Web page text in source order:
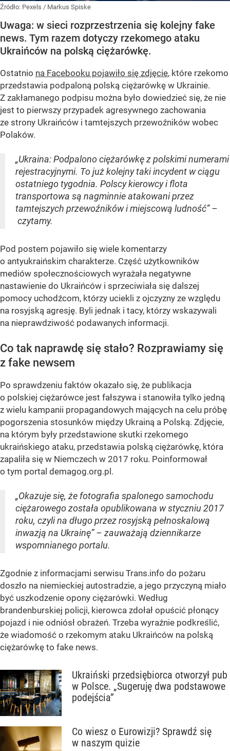
Źródło: Pexels / Markus Spiske
Uwaga: w sieci rozprzestrzenia się kolejny fake
news. Tym razem dotyczy rzekomego ataku
Ukraińców na polską ciężarówkę.
Ostatnio na Facebooku pojawiło się zdjęcie, które rzekomo
przedstawia podpaloną polską ciężarówkę w Ukrainie.
Z zakłamanego podpisu można było dowiedzieć się, że nie
jest to pierwszy przypadek agresywnego zachowania
ze strony Ukraińców i tamtejszych przewoźników wobec
Polaków.
„Ukraina: Podpalono ciężarówkę z polskimi numerami
rejestracyjnymi. To już kolejny taki incydent w ciągu
ostatniego tygodnia. Polscy kierowcy i flota
transportowa są nagminnie atakowani przez
tamtejszych przewoźników i miejscową ludność” –
czytamy.
Pod postem pojawiło się wiele komentarzy
o antyukraińskim charakterze. Część użytkowników
mediów społecznościowych wyrażała negatywne
nastawienie do Ukraińców i sprzeciwiała się dalszej
pomocy uchodźcom, którzy uciekli z ojczyzny ze względu
na rosyjską agresję. Byli jednak i tacy, którzy wskazywali
na nieprawdziwość podawanych informacji.
Co tak naprawdę się stało? Rozprawiamy się
z fake newsem
Po sprawdzeniu faktów okazało się, że publikacja
o polskiej ciężarówce jest fałszywa i stanowiła tylko jedną
z wielu kampanii propagandowych mających na celu próbę
pogorszenia stosunków między Ukrainą a Polską. Zdjęcie,
na którym były przedstawione skutki rzekomego
ukraińskiego ataku, przedstawia polską ciężarówkę, która
zapaliła się w Niemczech w 2017 roku. Poinformował
o tym portal demagog.org.pl.
„Okazuje się, że fotografia spalonego samochodu
ciężarowego została opublikowana w styczniu 2017
roku, czyli na długo przez rosyjską pełnoskalową
inwazją na Ukrainę” – zauważają dziennikarze
wspomnianego portalu.
Zgodnie z informacjami serwisu Trans.info do pożaru
doszło na niemieckiej autostradzie, a jego przyczyną miało
być uszkodzenie opony ciężarówki. Według
brandenburskiej policji, kierowca zdołał opuścić płonący
pojazd i nie odniósł obrażeń. Trzeba wyraźnie podkreślić,
że wiadomość o rzekomym ataku Ukraińców na polską
ciężarówkę to fake news.
Ukraiński przedsiębiorca otworzył pub
w Polsce. „Sugeruję dwa podstawowe
podejścia”
Co wiesz o Eurowizji? Sprawdź się
w naszym quizie